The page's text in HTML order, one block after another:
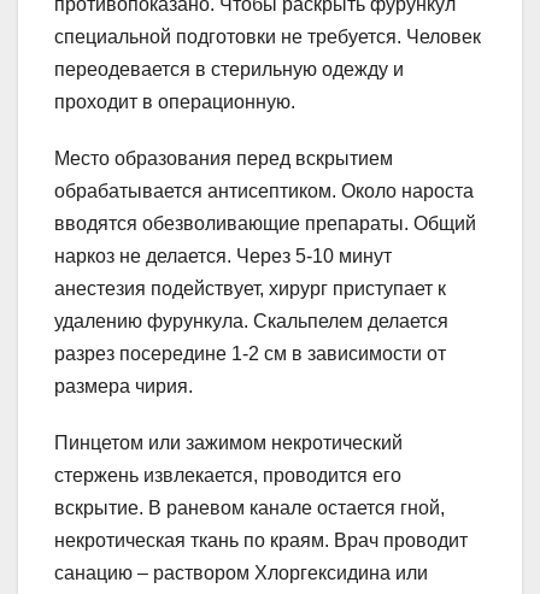
противопоказано. Чтобы раскрыть фурункул
специальной подготовки не требуется. Человек
переодевается в стерильную одежду и
проходит в операционную.
Место образования перед вскрытием
обрабатывается антисептиком. Около нароста
вводятся обезволивающие препараты. Общий
наркоз не делается. Через 5-10 минут
анестезия подействует, хирург приступает к
удалению фурункула. Скальпелем делается
разрез посередине 1-2 см в зависимости от
размера чирия.
Пинцетом или зажимом некротический
стержень извлекается, проводится его
вскрытие. В раневом канале остается гной,
некротическая ткань по краям. Врач проводит
санацию – раствором Хлоргексидина или